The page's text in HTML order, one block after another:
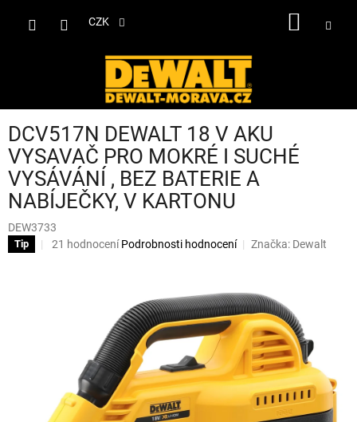
CZK
DCV517N DEWALT 18 V AKU
VYSAVAČ PRO MOKRÉ I SUCHÉ
VYSÁVÁNÍ , BEZ BATERIE A
NABÍJEČKY, V KARTONU
DEW3733
Tip
Průměrné
hvězdiček.
21 hodnocení Podrobnosti hodnocení Značka: Dewalt